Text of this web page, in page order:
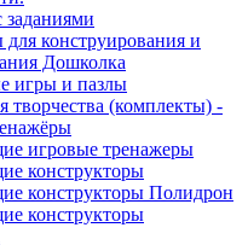
заданиями
конструирования и
Дошколка
игры и пазлы
творчества (комплекты) -
игровые тренажеры
конструкторы
конструкторы Полидрон
конструкторы